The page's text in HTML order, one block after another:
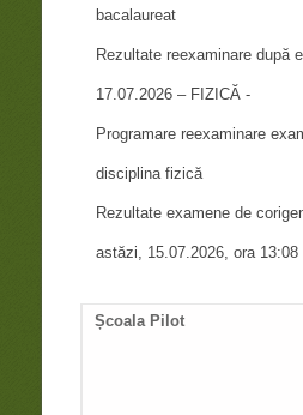
bacalaureat
Rezultate reexaminare după
17.07.2026 – FIZICĂ -
Programare reexaminare
disciplina fizică
Rezultate examene de
astăzi, 15.07.2026, ora 13:08
Școala Pilot